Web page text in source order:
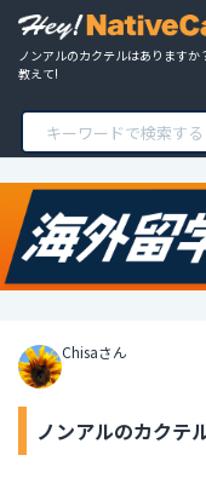
ノンアルのカクテルはありますか
教えて!
Chisaさん
ノンアルのカクテ